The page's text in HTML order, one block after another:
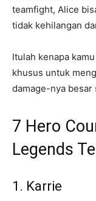
teamfight, Alice
tidak kehilangan
Itulah kenapa
khusus untuk
damage-nya besar
7 Hero
Legends
1. Karrie